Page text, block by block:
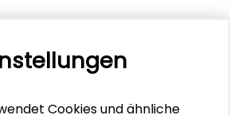
Cookies und ähnliche